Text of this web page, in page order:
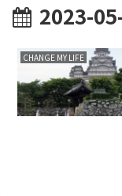
2023-
CHANGE MY LIFE